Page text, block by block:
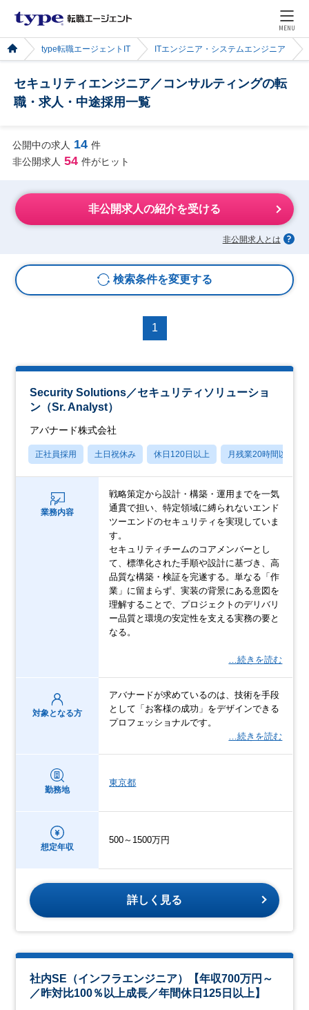
MENU
type転職エージェントIT ITエンジニア・システムエンジニア
セキュリティエンジニア／コンサルティングの転
職・求人・中途採用一覧
公開中の求人 14 件
非公開求人 54 件がヒット
非公開求人の紹介を受ける
非公開求人とは
検索条件を変更する
1
Security Solutions／セキュリティソリューショ
ン（Sr. Analyst）
アバナード株式会社
正社員採用 土日祝休み 休日120日以上 月残業20時間以内
業務内容
戦略策定から設計・構築・運用までを一気
通貫で担い、特定領域に縛られないエンド
ツーエンドのセキュリティを実現していま
す。
セキュリティチームのコアメンバーとし
て、標準化された手順や設計に基づき、高
品質な構築・検証を完遂する。単なる「作
業」に留まらず、実装の背景にある意図を
理解することで、プロジェクトのデリバリ
ー品質と環境の安定性を支える実務の要と
なる。
…続きを読む
対象となる方
アバナードが求めているのは、技術を手段
として「お客様の成功」をデザインできる
プロフェッショナルです。
…続きを読む
勤務地
東京都
想定年収
500～1500万円
詳しく見る
社内SE（インフラエンジニア）【年収700万円～
／昨対比100％以上成長／年間休日125日以上】